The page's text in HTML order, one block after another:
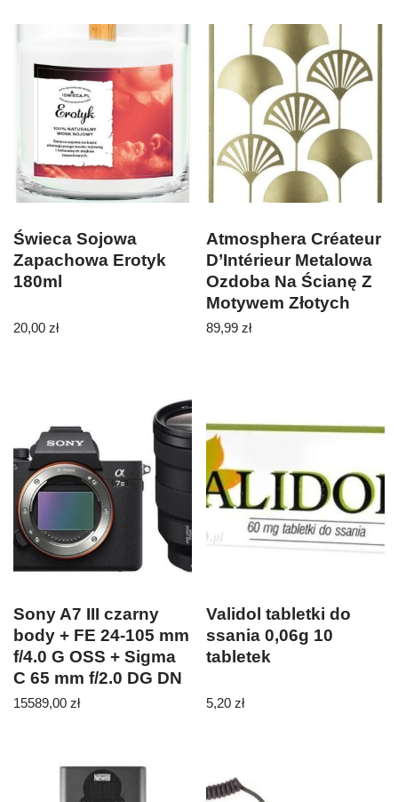
Świeca Sojowa
Zapachowa Erotyk
180ml
20,00 zł
Atmosphera Créateur
D’Intérieur Metalowa
Ozdoba Na Ścianę Z
Motywem Złotych
Liści (B07Gzyn3P3)
89,99zł
Sony A7 III czarny
body + FE 24-105 mm
f/4.0 G OSS + Sigma
C 65 mm f/2.0 DG DN
15589,00 zł
Validol tabletki do
ssania 0,06g 10
tabletek
5,20zł